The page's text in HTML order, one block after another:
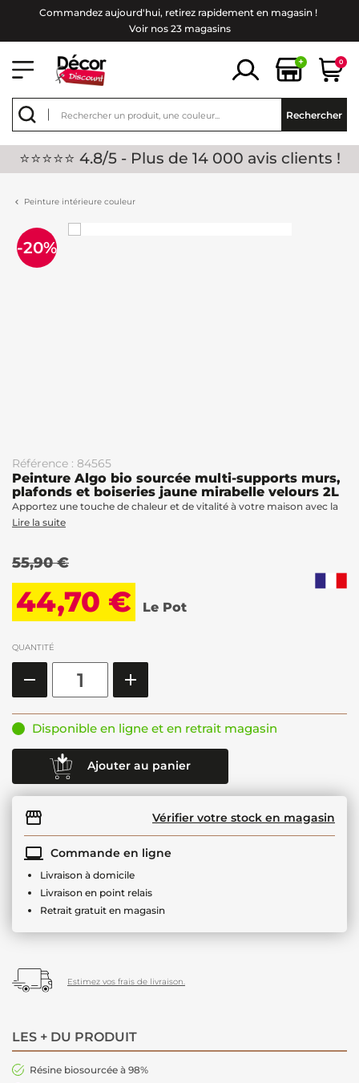
Commandez aujourd'hui, retirez rapidement en magasin !
Voir nos 23 magasins
+ 0
Rechercher
⭐⭐⭐⭐⭐ 4.8/5 - Plus de 14 000 avis clients !
Peinture intérieure couleur
-20%
Référence : 84565
Peinture Algo bio sourcée multi-supports murs,
plafonds et boiseries jaune mirabelle velours 2L
Apportez une touche de chaleur et de vitalité à votre maison avec la
Lire la suite
55,90 €
44,70 € Le Pot
QUANTITÉ
Disponible en ligne et en retrait magasin
Ajouter au panier
Vérifier votre stock en magasin
Commande en ligne
Livraison à domicile
Livraison en point relais
Retrait gratuit en magasin
Estimez vos frais de livraison.
LES + DU PRODUIT
Résine biosourcée à 98%